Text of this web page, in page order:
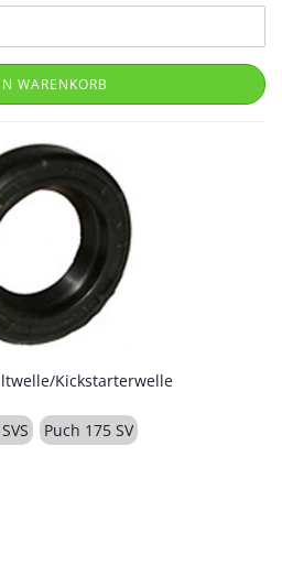
WARENKORB
Kickstarterwelle
Puch 175 SV